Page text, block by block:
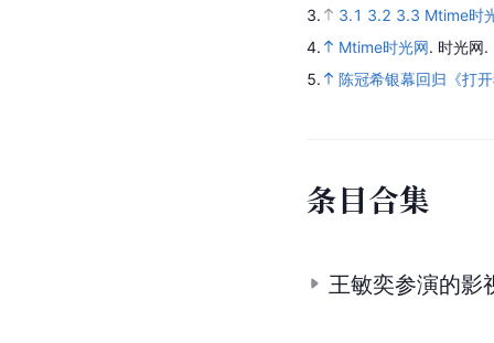
3. 3.1 3.2 3.3 Mtime时
4.
Mtime时光网. 时光网.
5.
陈冠希银幕回归《打
条目合集
王敏奕参演的影